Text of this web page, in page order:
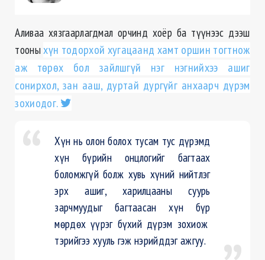
Аливаа хязгаарлагдмал орчинд хоёр ба түүнээс дээш
тооныхүн тодорхой хугацаанд хамт оршин тогтнож
аж төрөх бол зайлшгүй нэг нэгнийхээ ашиг
сонирхол, зан ааш, дуртай дургүйг анхаарч дүрэм
зохиодог.
Хүн нь олон болох тусам тус дүрэмд
хүн бүрийн онцлогийг багтаах
боломжгүй болж хувь хүний нийтлэг
эрх ашиг, харилцааны суурь
зарчмуудыг багтаасан хүн бүр
мөрдөх үүрэг бүхий дүрэм зохиож
тэрийгээ хууль гэж нэрийддэг ажгуу.